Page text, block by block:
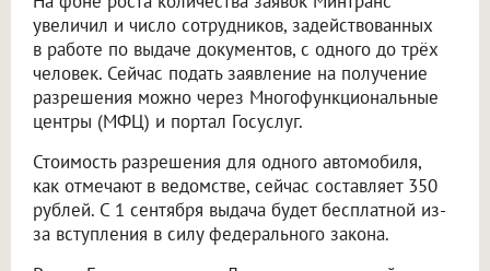
увеличил и число сотрудников, задействованных
в работе по выдаче документов, с одного до трёх
человек. Сейчас подать заявление на получение
разрешения можно через Многофункциональные
центры (МФЦ) и портал Госуслуг.
Стоимость разрешения для одного автомобиля,
как отмечают в ведомстве, сейчас составляет 350
рублей. С 1 сентября выдача будет бесплатной из-
за вступления в силу федерального закона.